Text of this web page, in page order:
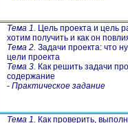
Тема 1.
Цель проекта и цель
хотим получить и как он
Тема 2. Задачи проекта: что
цели проекта
Тема 3. Как решить задачи
содержание
- Практическое задание
Тема 1.
Как проверить,